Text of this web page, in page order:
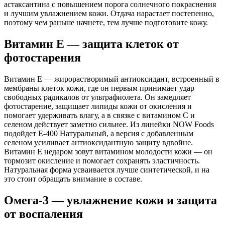
астаксантина с повышением порога солнечного покраснения
и лучшим увлажнением кожи. Отдача нарастает постепенно,
поэтому чем раньше начнете, тем лучше подготовите кожу.
Витамин E — защита клеток от
фотостарения
Витамин E — жирорастворимый антиоксидант, встроенный в
мембраны клеток кожи, где он первым принимает удар
свободных радикалов от ультрафиолета. Он замедляет
фотостарение, защищает липиды кожи от окисления и
помогает удерживать влагу, а в связке с витамином C и
селеном действует заметно сильнее. Из линейки NOW Foods
подойдет E-400 Натуральный, а версия с добавленным
селеном усиливает антиоксидантную защиту вдвойне.
Витамин E недаром зовут витамином молодости кожи — он
тормозит окисление и помогает сохранять эластичность.
Натуральная форма усваивается лучше синтетической, и на
это стоит обращать внимание в составе.
Омега-3 — увлажнение кожи и защита
от воспаления